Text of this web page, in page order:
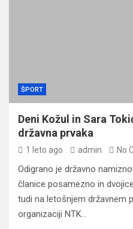
ŠPORT
Deni Kožul in Sara
državna prvaka
1 leto ago admin No
Odigrano je državno
članice posamezno in
tudi na letošnjem državnem
organizaciji NTK…